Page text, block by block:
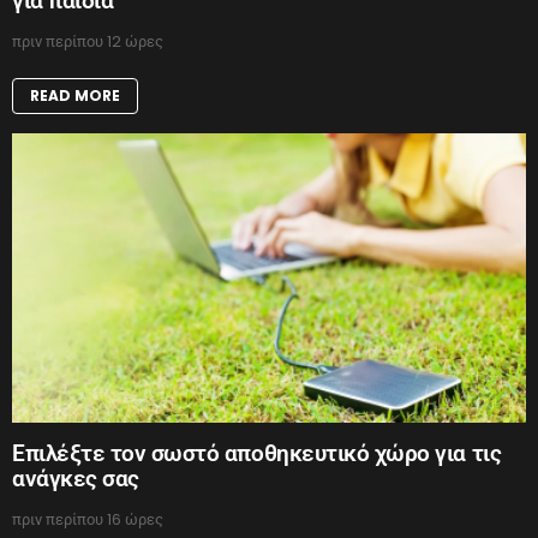
πριν περίπου 12 ώρες
READ MORE
Επιλέξτε τον σωστό αποθηκευτικό χώρο για τις
ανάγκες σας
πριν περίπου 16 ώρες